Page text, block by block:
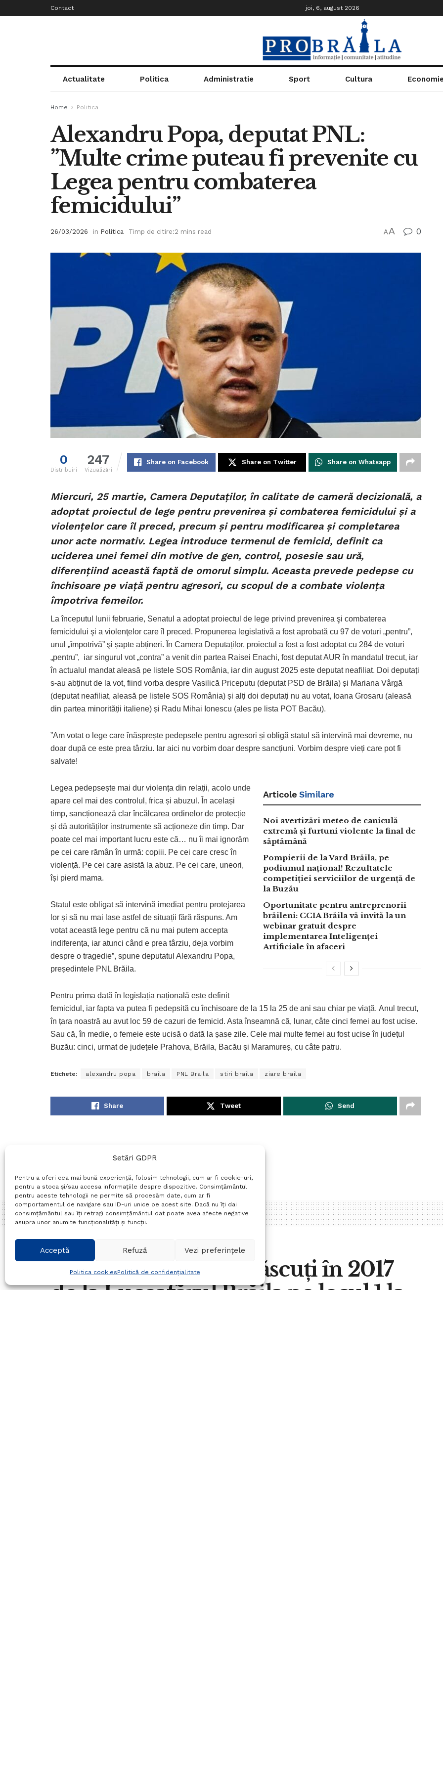
Setări GDPR
Pentru a oferi cea mai bună experiență, folosim tehnologii, cum ar fi cookie-uri,
pentru a stoca și/sau accesa informațiile despre dispozitive. Consimțământul
pentru aceste tehnologii ne permite să procesăm date, cum ar fi
comportamentul de navigare sau ID-uri unice pe acest site. Dacă nu îți dai
consimțământul sau îți retragi consimțământul dat poate avea afecte negative
asupra unor anumite funcționalități și funcții.
Acceptă Refuză Vezi preferințele
Politica cookiesPolitică de confidențialitate
Contact joi, 6, august 2026
Actualitate Politica Administratie Sport Cultura Economie
Home Politica
Alexandru Popa, deputat PNL:
”Multe crime puteau fi prevenite cu
Legea pentru combaterea
femicidului”
26/03/2026 in Politica Timp de citire:2 mins read AA 0
0
Distribuiri
247
Vizualizări
Share on Facebook Share on Twitter Share on Whatsapp
Miercuri, 25 martie, Camera Deputaților, în calitate de cameră decizională, a
adoptat proiectul de lege pentru prevenirea şi combaterea femicidului şi a
violenţelor care îl preced, precum şi pentru modificarea şi completarea
unor acte normativ. Legea introduce termenul de femicid, definit ca
uciderea unei femei din motive de gen, control, posesie sau ură,
diferențiind această faptă de omorul simplu. Aceasta prevede pedepse cu
închisoare pe viață pentru agresori, cu scopul de a combate violența
împotriva femeilor.
La începutul lunii februarie, Senatul a adoptat proiectul de lege privind prevenirea şi combaterea
femicidului şi a violenţelor care îl preced. Propunerea legislativă a fost aprobată cu 97 de voturi „pentru”,
unul „împotrivă” şi șapte abțineri. În Camera Deputaților, proiectul a fost a fost adoptat cu 284 de voturi
„pentru”, iar singurul vot „contra” a venit din partea Raisei Enachi, fost deputat AUR în mandatul trecut, iar
în actualul mandat aleasă pe listele SOS România, iar din august 2025 este deputat neafiliat. Doi deputați
s-au abținut de la vot, fiind vorba despre Vasilică Priceputu (deputat PSD de Brăila) și Mariana Vârgă
(deputat neafiliat, aleasă pe listele SOS România) și alți doi deputați nu au votat, Ioana Grosaru (aleasă
din partea minorității italiene) și Radu Mihai Ionescu (ales pe lista POT Bacău).
”Am votat o lege care înăsprește pedepsele pentru agresori și obligă statul să intervină mai devreme, nu
doar după ce este prea târziu. Iar aici nu vorbim doar despre sancțiuni. Vorbim despre vieți care pot fi
salvate!
Articole Similare
Noi avertizări meteo de caniculă
extremă și furtuni violente la final de
săptămână
Pompierii de la Vard Brăila, pe
podiumul național! Rezultatele
competiției serviciilor de urgență de
la Buzău
Oportunitate pentru antreprenorii
brăileni: CCIA Brăila vă invită la un
webinar gratuit despre
implementarea Inteligenței
Artificiale în afaceri
Legea pedepsește mai dur violența din relații, acolo unde
apare cel mai des controlul, frica și abuzul. În același
timp, sancționează clar încălcarea ordinelor de protecție
și dă autorităților instrumente să acționeze din timp. Dar
poate cel mai important lucru este că… nu îi mai ignorăm
pe cei care rămân în urmă: copiii. Pe cei care cresc în
violență. Pe cei care asistă la abuz. Pe cei care, uneori,
își pierd mama.
Statul este obligat să intervină imediat pentru protejarea
lor și să nu mai lase astfel de situații fără răspuns. Am
votat această lege pentru că nu mai putem accepta
indiferența, iar atunci când e prea târziu, deja vorbim
despre o tragedie”, spune deputatul Alexandru Popa,
președintele PNL Brăila.
Pentru prima dată în legislația națională este definit
femicidul, iar fapta va putea fi pedepsită cu închisoare de la 15 la 25 de ani sau chiar pe viață. Anul trecut,
în țara noastră au avut loc 59 de cazuri de femicid. Asta înseamnă că, lunar, câte cinci femei au fost ucise.
Sau că, în medie, o femeie este ucisă o dată la șase zile. Cele mai multe femei au fost ucise în județul
Buzău: cinci, urmat de județele Prahova, Brăila, Bacău și Maramureș, cu câte patru.
Etichete: alexandru popa braila PNL Braila stiri braila ziare braila
Share Tweet Send
Sport
Grupa fotbaliștilor născuți în 2017
de la Luceafărul Brăila pe locul 1 la